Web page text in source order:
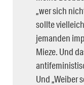
„wer sich
sollte
jemanden
Mieze. Und
Und „Weiber